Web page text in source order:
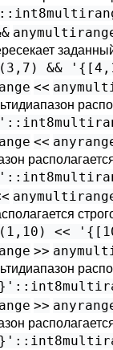
&&
<<
<<
<<
>>
>>